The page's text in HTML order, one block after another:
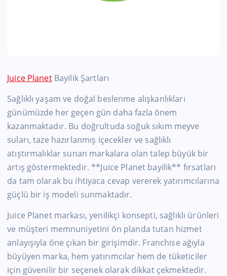
Juice PlanetBayilik Şartları
Sağlıklı yaşam ve doğal beslenme alışkanlıkları
günümüzde her geçen gün daha fazla önem
kazanmaktadır. Bu doğrultuda soğuk sıkım meyve
suları, taze hazırlanmış içecekler ve sağlıklı
atıştırmalıklar sunan markalara olan talep büyük bir
artış göstermektedir. **Juice Planet bayilik** fırsatları
da tam olarak bu ihtiyaca cevap vererek yatırımcılarına
güçlü bir iş modeli sunmaktadır.
Juice Planet markası, yenilikçi konsepti, sağlıklı ürünleri
ve müşteri memnuniyetini ön planda tutan hizmet
anlayışıyla öne çıkan bir girişimdir. Franchise ağıyla
büyüyen marka, hem yatırımcılar hem de tüketiciler
için güvenilir bir seçenek olarak dikkat çekmektedir.